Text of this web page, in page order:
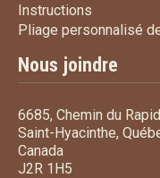
Instructions
Pliage personnalisé
Nous joindre
6685, Chemin du
Saint-Hyacinthe,
Canada
J2R 1H5